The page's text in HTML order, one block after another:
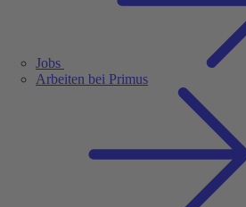
Jobs
Arbeiten bei Primus